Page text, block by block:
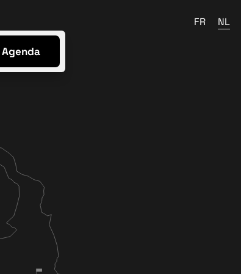
Agenda
FR NL